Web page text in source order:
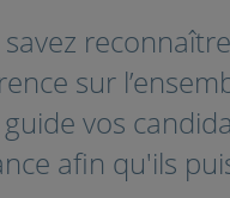
sur
vos
afin qu'ils